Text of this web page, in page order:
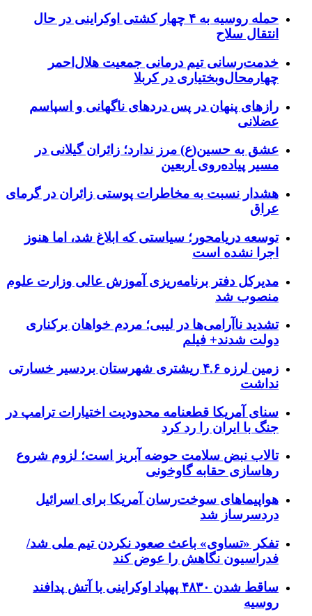
حمله روسیه به ۴ چهار کشتی اوکراینی در حال
انتقال سلاح
خدمت‌رسانی تیم درمانی جمعیت هلال‌احمر
چهارمحال‌وبختیاری در کربلا
رازهای پنهان در پس دردهای ناگهانی و اسپاسم
عضلانی
عشق به حسین(ع) مرز ندارد؛ زائران گیلانی در
مسیر پیاده‌روی اربعین
هشدار نسبت به مخاطرات پوستی زائران در گرمای
عراق
توسعه دریامحور؛ سیاستی که ابلاغ شد، اما هنوز
اجرا نشده است
مدیرکل دفتر برنامه‌ریزی آموزش عالی وزارت علوم
منصوب شد
تشدید ناآرامی‌ها در لیبی؛ مردم خواهان برکناری
دولت شدند+ فیلم
زمین لرزه ۴.۶ ریشتری شهرستان بردسیر خسارتی
نداشت
سنای آمریکا قطعنامه محدودیت اختیارات ترامپ در
جنگ با ایران را رد کرد
تالاب نبض سلامت حوضه آبریز است؛ لزوم شروع
رهاسازی حقابه گاوخونی
هواپیماهای سوخت‌رسان آمریکا برای اسرائیل
دردسرساز شد
تفکر «تساوی» باعث صعود نکردن تیم ملی شد/
فدراسیون نگاهش را عوض کند
ساقط شدن ۴۸۳۰ پهپاد اوکراینی با آتش پدافند
روسیه